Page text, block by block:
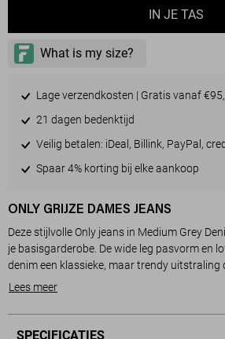
IN JE TAS
Lage verzendkosten | Gratis vanaf
21 dagen bedenktijd
Veilig betalen: iDeal, Billink, PayPal,
Spaar 4% korting bij elke aankoop
ONLY GRIJZE DAMES JEANS
Deze stijlvolle Only jeans in Medium Grey
je basisgarderobe. De wide leg pasvorm en
denim een klassieke, maar trendy uitstraling
casual setting. Met zijn tijdloze rinsewash
verschillende tops en accessoires. De 5-
sluiting bieden zowel functionaliteit als stijl.
Lees meer
SPECIFICATIES